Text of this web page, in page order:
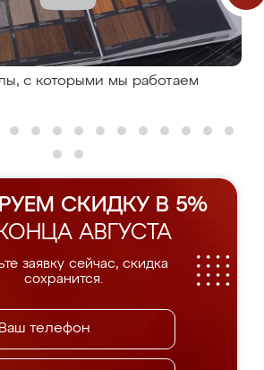
с которыми мы работаем
СКИДКУ В 5%
АВГУСТА
заявку сейчас, скидка
сохранится.